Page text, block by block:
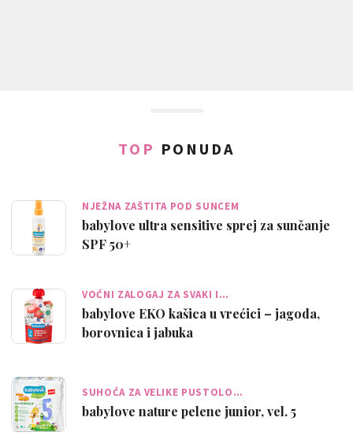
TOP PONUDA
NJEŽNA ZAŠTITA POD SUNCEM
babylove ultra sensitive sprej za sunčanje
SPF 50+
VOĆNI ZALOGAJ ZA SVAKI I…
babylove EKO kašica u vrećici – jagoda,
borovnica i jabuka
SUHOĆA ZA VELIKE PUSTOLO…
babylove nature pelene junior, vel. 5